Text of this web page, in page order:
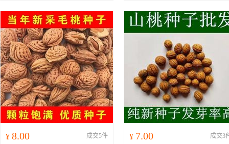
¥ 8.00
成交5件
¥ 7.00
成交3